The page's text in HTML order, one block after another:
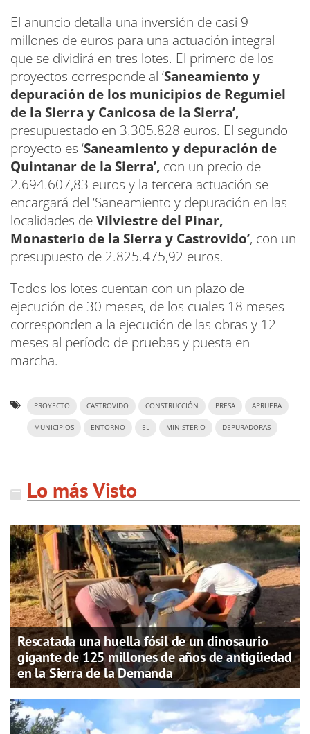
El anuncio detalla una inversión de casi 9
millones de euros para una actuación integral
que se dividirá en tres lotes. El primero de los
proyectos corresponde al ‘Saneamiento y
depuración de los municipios de Regumiel
de la Sierra y Canicosa de la Sierra’,
presupuestado en 3.305.828 euros. El segundo
proyecto es ‘Saneamiento y depuración de
Quintanar de la Sierra’, con un precio de
2.694.607,83 euros y la tercera actuación se
encargará del ‘Saneamiento y depuración en las
localidades deVilviestre del Pinar,
Monasterio de la Sierra y Castrovido’, con un
presupuesto de 2.825.475,92 euros.
Todos los lotes cuentan con un plazo de
ejecución de 30 meses, de los cuales 18 meses
corresponden a la ejecución de las obras y 12
meses al período de pruebas y puesta en
marcha.
PROYECTO CASTROVIDO CONSTRUCCIÓN PRESA APRUEBA
MUNICIPIOS ENTORNO EL MINISTERIO DEPURADORAS
Lo más Visto
Rescatada una huella fósil de un dinosaurio
gigante de 125 millones de años de antigüedad
en la Sierra de la Demanda